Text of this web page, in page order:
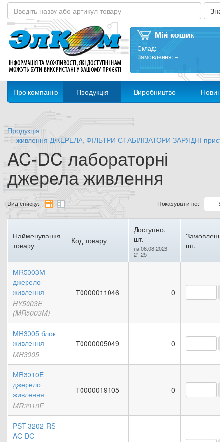
Склад:–
Замовлення:–
Про компанію Продукція Виробництво
Продукція
живлення ДЖЕРЕЛА, ФІЛЬТРИ СТАБІЛІЗАТОРИ ЗАРЯДНІ
AC-DC лабораторні
джерела живлення
Вид списку: Показувати по:
Найменування
товару
Код товару
Доступно,
шт.
на 06.08.2026
21:25
шт.
MR5003M
джерело
живлення
HY5003E
(MR5003M)
Т0000011046 0
MR3005 блок
живлення
MR3005
Т0000005049 0
MR3010E
джерело
живлення
MR3010E
Т0000019105 0
PST-3202-RS
AC-DC